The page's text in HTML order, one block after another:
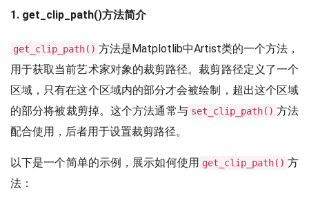
1. get_clip_path()方法简介
get_clip_path() 方法是Matplotlib中Artist类的一个方法，
用于获取当前艺术家对象的裁剪路径。裁剪路径定义了一个
区域，只有在这个区域内的部分才会被绘制，超出这个区域
的部分将被裁剪掉。这个方法通常与 set_clip_path() 方法
配合使用，后者用于设置裁剪路径。
以下是一个简单的示例，展示如何使用 get_clip_path() 方
法：